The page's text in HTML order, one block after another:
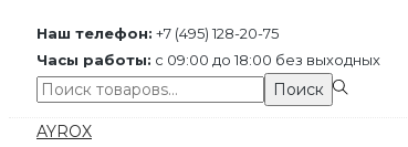
Наш телефон: +7 (495) 128-20-75
Часы работы: с 09:00 до 18:00 без выходных
Поиск:>
Поиск
Перейти
Перейти
AYROX